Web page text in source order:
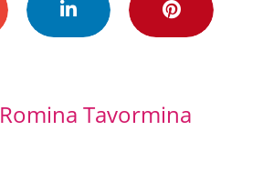
Romina Tavormina